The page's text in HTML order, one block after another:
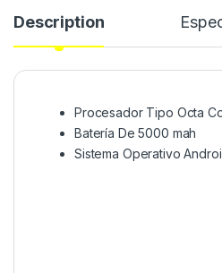
Description
Procesador Tipo Octa
Batería De 5000 mah
Sistema Operativo